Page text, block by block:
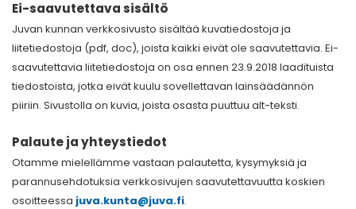
Ei-saavutettava sisältö
Juvan kunnan verkkosivusto sisältää kuvatiedostoja ja
liitetiedostoja (pdf, doc), joista kaikki eivät ole saavutettavia. Ei-
saavutettavia liitetiedostoja on osa ennen 23.9.2018 laadituista
tiedostoista, jotka eivät kuulu sovellettavan lainsäädännön
piiriin. Sivustolla on kuvia, joista osasta puuttuu alt-teksti.
Palaute ja yhteystiedot
Otamme mielellämme vastaan palautetta, kysymyksiä ja
parannusehdotuksia verkkosivujen saavutettavuutta koskien
osoitteessa juva.kunta@juva.fi.